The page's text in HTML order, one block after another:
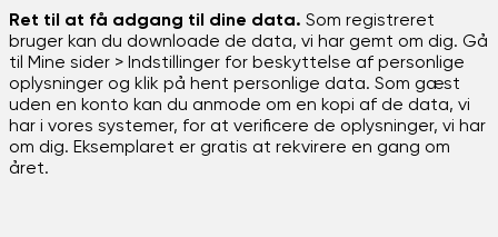
Ret til at få adgang til dine data. Som registreret
bruger kan du downloade de data, vi har gemt om dig. Gå
til Mine sider > Indstillinger for beskyttelse af personlige
oplysninger og klik på hent personlige data. Som gæst
uden en konto kan du anmode om en kopi af de data, vi
har i vores systemer, for at verificere de oplysninger, vi har
om dig. Eksemplaret er gratis at rekvirere en gang om
året.